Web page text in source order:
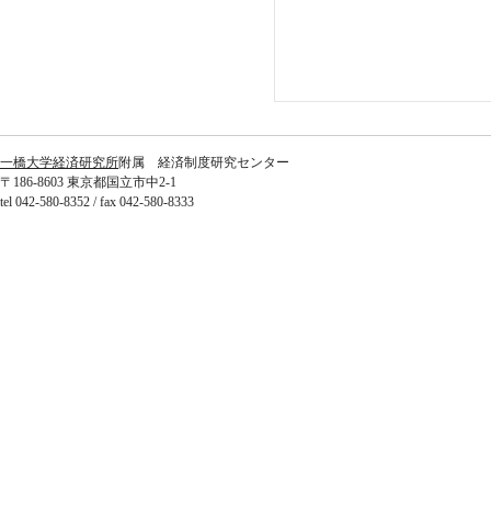
一橋大学経済研究所附属 経済制度研究センター
〒186-8603 東京都国立市中2-1
tel 042-580-8352 / fax 042-580-8333